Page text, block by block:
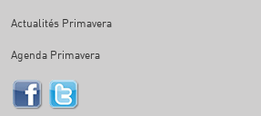
Actualités Primavera
Agenda Primavera